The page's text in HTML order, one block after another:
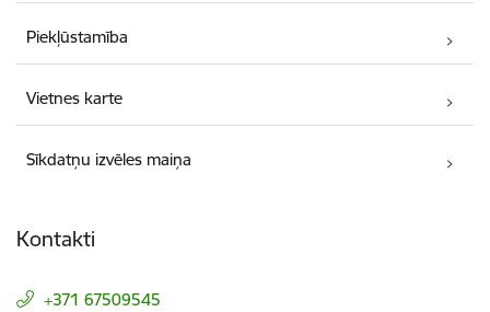
Piekļūstamība
Vietnes karte
Sīkdatņu izvēles maiņa
Kontakti
+371 67509545